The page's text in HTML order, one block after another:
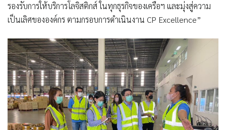
รองรับการให้บริการโลจิสติกส์ ในทุกธุรกิจของเครือฯ และมุ่งสู่ความ
เป็นเลิศขององค์กร ตามกรอบการดำเนินงาน CP Excellence”